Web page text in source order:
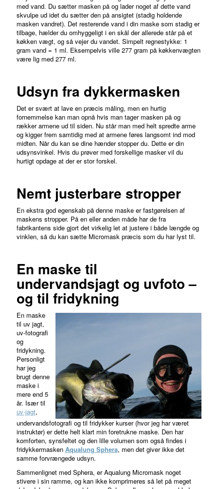
med vand. Du sætter masken på og lader noget af dette vand
skvulpe ud idet du sætter den på ansigtet (stadig holdende
masken vandret). Det resterende vand i din maske som stadig er
tilbage, hælder du omhyggeligt i en skål der allerede står på et
køkken vægt, og så vejer du vandet. Simpelt regnestykke: 1
gram vand = 1 ml. Eksempelvis ville 277 gram på køkkenvægten
være lig med 277 ml.
Udsyn fra dykkermasken
Det er svært at lave en præcis måling, men en hurtig
fornemmelse kan man opnå hvis man tager masken på og
rækker armene ud til siden. Nu står man med helt spredte arme
og kigger frem samtidig med at armene føres langsomt ind mod
midten. Når du kan se dine hænder stopper du. Dette er din
udsynsvinkel. Hvis du prøver med forskellige masker vil du
hurtigt opdage at der er stor forskel.
Nemt justerbare stropper
En ekstra god egenskab på denne maske er fastgørelsen af ​​
maskens stropper. På en eller anden måde har de fra
fabrikantens side gjort det virkelig let at justere i både længde og
vinklen, så du kan sætte Micromask præcis som du har lyst til.
En maske til
undervandsjagt og uvfoto –
og til fridykning
En maske
til uv jagt,
uv-fotografi
og
fridykning.
Personligt
har jeg
brugt denne
maske i
mere end 5
år. Især til
uv-jagt,
undervandsfotografi og til fridykker kurser (hvor jeg har været
instruktør) er dette helt klart min foretrukne maske. Den har
komforten, synsfeltet og den lille volumen som også findes i
fridykkermasken Aqualung Sphera, men det giver ikke det
samme forvrængede udsyn.
Sammenlignet med Sphera, er Aqualung Micromask noget
stivere i sin ramme, og kan ikke komprimeres så let på meget